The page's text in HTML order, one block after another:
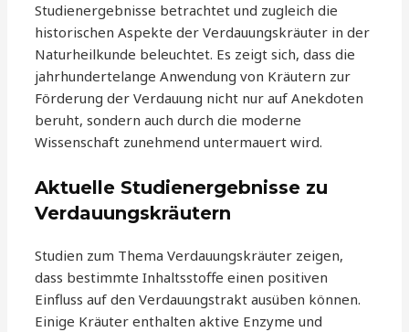
Studienergebnisse betrachtet und zugleich die
historischen Aspekte der Verdauungskräuter in der
Naturheilkunde beleuchtet. Es zeigt sich, dass die
jahrhundertelange Anwendung von Kräutern zur
Förderung der Verdauung nicht nur auf Anekdoten
beruht, sondern auch durch die moderne
Wissenschaft zunehmend untermauert wird.
Aktuelle Studienergebnisse zu
Verdauungskräutern
Studien zum Thema Verdauungskräuter zeigen,
dass bestimmte Inhaltsstoffe einen positiven
Einfluss auf den Verdauungstrakt ausüben können.
Einige Kräuter enthalten aktive Enzyme und